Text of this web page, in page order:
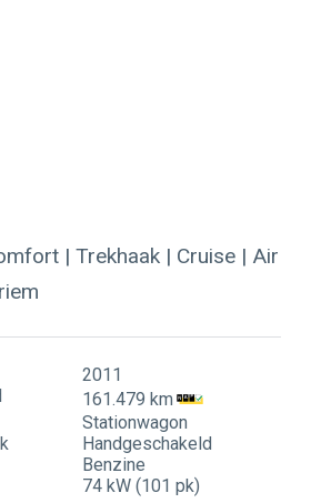
| Trekhaak | Cruise | Air
2011
161.479 km
Stationwagon
Handgeschakeld
Benzine
74 kW (101 pk)